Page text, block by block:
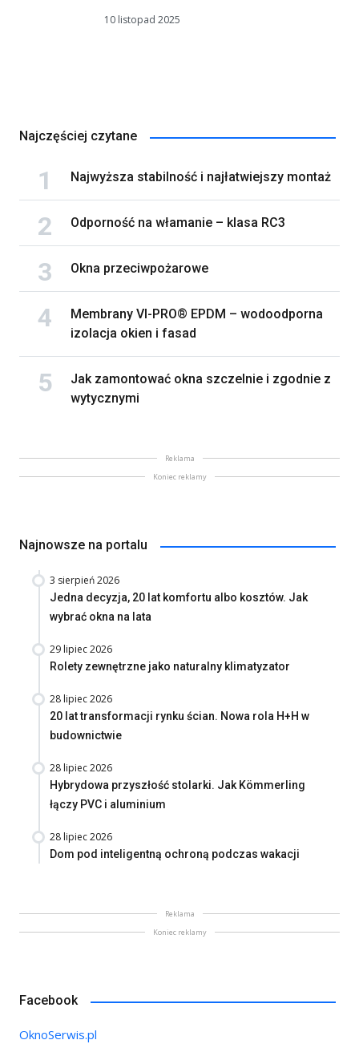
10 listopad 2025
Najczęściej czytane
Najwyższa stabilność i najłatwiejszy montaż
Odporność na włamanie – klasa RC3
Okna przeciwpożarowe
Membrany VI-PRO® EPDM – wodoodporna
izolacja okien i fasad
Jak zamontować okna szczelnie i zgodnie z
wytycznymi
Reklama
Koniec reklamy
Najnowsze na portalu
3 sierpień 2026
Jedna decyzja, 20 lat komfortu albo kosztów. Jak
wybrać okna na lata
29 lipiec 2026
Rolety zewnętrzne jako naturalny klimatyzator
28 lipiec 2026
20 lat transformacji rynku ścian. Nowa rola H+H w
budownictwie
28 lipiec 2026
Hybrydowa przyszłość stolarki. Jak Kömmerling
łączy PVC i aluminium
28 lipiec 2026
Dom pod inteligentną ochroną podczas wakacji
Reklama
Koniec reklamy
Facebook
OknoSerwis.pl